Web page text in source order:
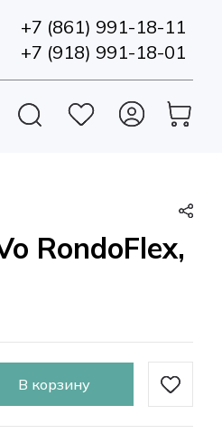
+7 (861) 991-18-11
+7 (918) 991-18-01
RondoFlex,
В корзину